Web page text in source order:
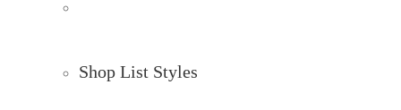
Shop List Styles